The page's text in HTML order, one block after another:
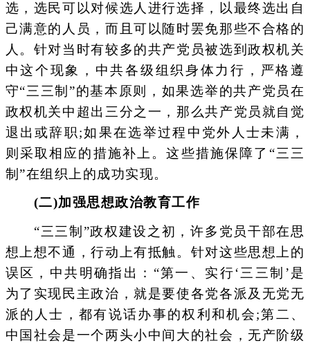
选，选民可以对候选人进行选择，以最终选出自
己满意的人员，而且可以随时罢免那些不合格的
人。针对当时有较多的共产党员被选到政权机关
中这个现象，中共各级组织身体力行，严格遵
守“三三制”的基本原则，如果选举的共产党员在
政权机关中超出三分之一，那么共产党员就自觉
退出或辞职;如果在选举过程中党外人士未满，
则采取相应的措施补上。这些措施保障了“三三
制”在组织上的成功实现。
(二)加强思想政治教育工作
“三三制”政权建设之初，许多党员干部在思
想上想不通，行动上有抵触。针对这些思想上的
误区，中共明确指出：“第一、实行‘三三制’是
为了实现民主政治，就是要使各党各派及无党无
派的人士，都有说话办事的权利和机会;第二、
中国社会是一个两头小中间大的社会，无产阶级